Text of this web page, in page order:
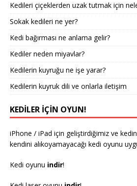
Kedileri çiçeklerden uzak tutmak için
Sokak kedileri ne yer?
Kedi bağırması ne anlama gelir?
Kediler neden miyavlar?
Kedilerin kuyruğu ne işe yarar?
Kedilerin kuyruk dili ve onlarla iletişim
KEDILER IÇIN OYUN!
iPhone / iPad için geliştirdiğimiz ve
kendini alıkoyamayacağı kedi oyunu
Kedi oyunu indir!